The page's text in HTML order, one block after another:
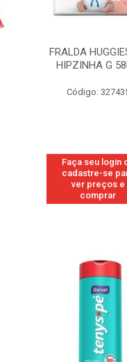
FRALDA
HIPZINHA G
Código:
Faça seu login
cadastre-se
ver preços e
comprar